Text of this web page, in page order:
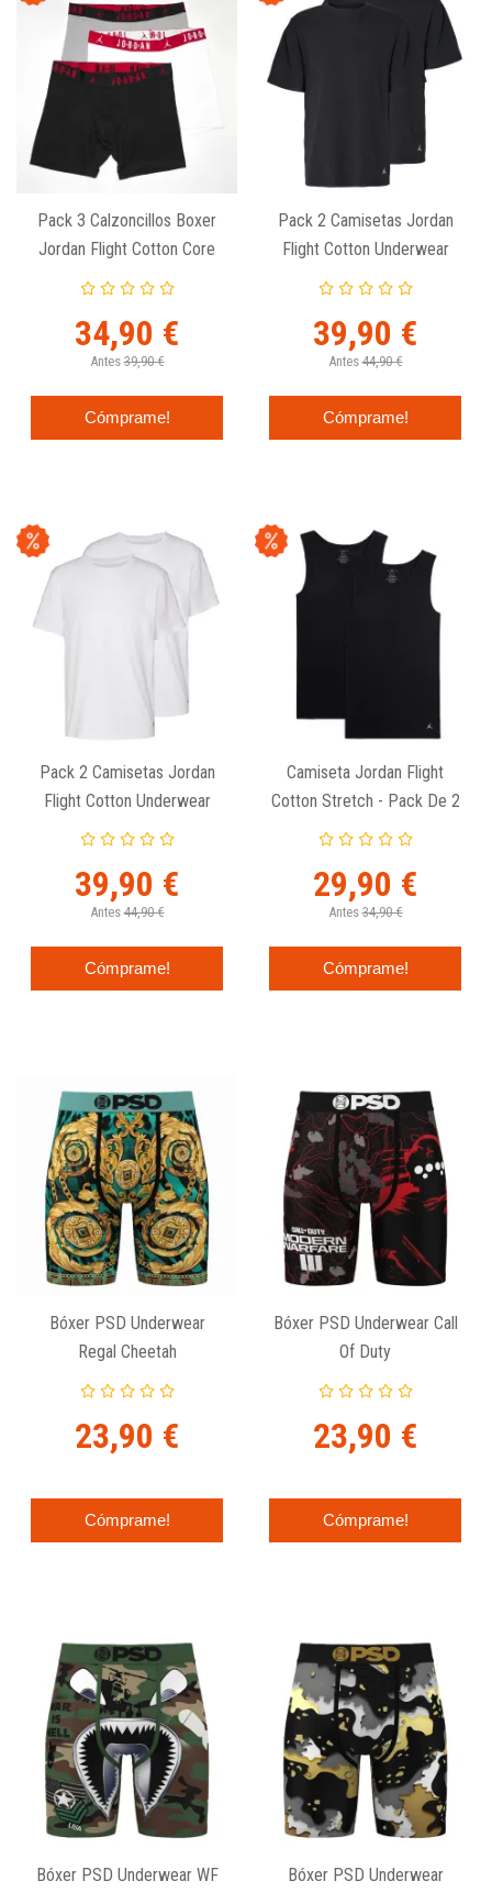
Pack 3 Calzoncillos Boxer
Jordan Flight Cotton Core
Negro Blanco Gris
34,90 €
Antes 39,90 €
Cómprame!
Pack 2 Camisetas Jordan
Flight Cotton Underwear
Negras
39,90 €
Antes 44,90 €
Cómprame!
Pack 2 Camisetas Jordan
Flight Cotton Underwear
Blancas
39,90 €
Antes 44,90 €
Cómprame!
Camiseta Jordan Flight
Cotton Stretch - Pack De 2
Unidades
29,90 €
Antes 34,90 €
Cómprame!
Bóxer PSD Underwear
Regal Cheetah
23,90 €
Cómprame!
Bóxer PSD Underwear Call
Of Duty
23,90 €
Cómprame!
Bóxer PSD Underwear WF
Bóxer PSD Underwear